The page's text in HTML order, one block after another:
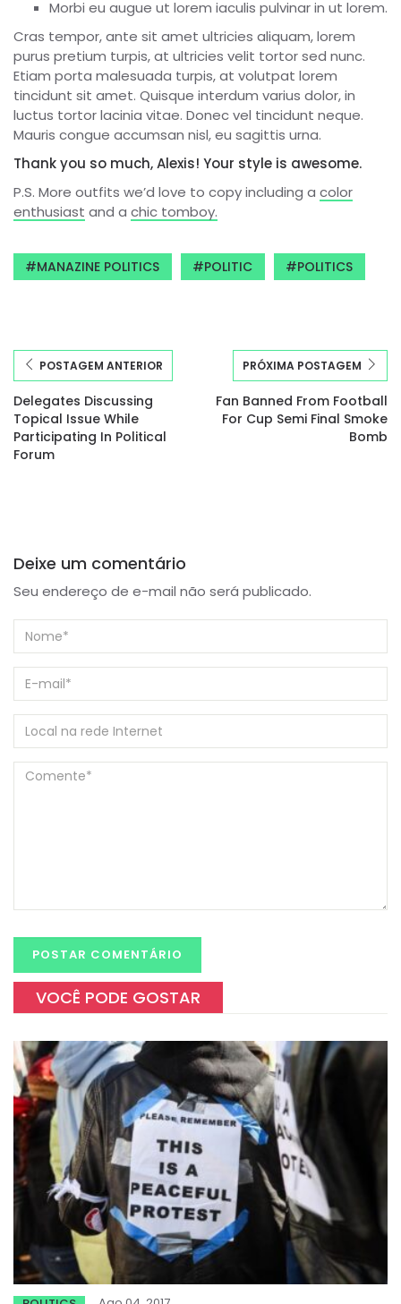
Morbi eu augue ut lorem iaculis pulvinar in ut lorem.
Cras tempor, ante sit amet ultricies aliquam, lorem
purus pretium turpis, at ultricies velit tortor sed nunc.
Etiam porta malesuada turpis, at volutpat lorem
tincidunt sit amet. Quisque interdum varius dolor, in
luctus tortor lacinia vitae. Donec vel tincidunt neque.
Mauris congue accumsan nisl, eu sagittis urna.
Thank you so much, Alexis! Your style is awesome.
P.S. More outfits we’d love to copy including a color
enthusiast and a chic tomboy.
MANAZINE POLITICS POLITIC POLITICS
POSTAGEM ANTERIOR
Delegates Discussing
Topical Issue While
Participating In Political
Forum
PRÓXIMA POSTAGEM
Fan Banned From Football
For Cup Semi Final Smoke
Bomb
Deixe um comentário
Seu endereço de e-mail não será publicado.
VOCÊ PODE GOSTAR